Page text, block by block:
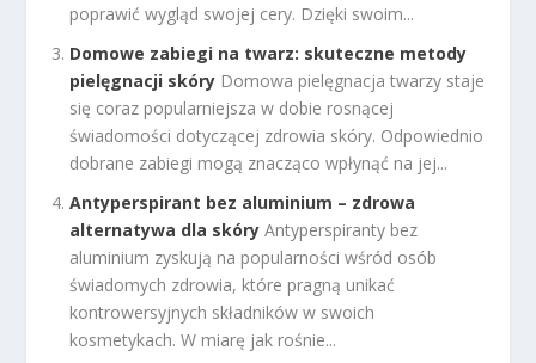
poprawić wygląd swojej cery. Dzięki swoim...
Domowe zabiegi na twarz: skuteczne metody
pielęgnacji skóry Domowa pielęgnacja twarzy staje
się coraz popularniejsza w dobie rosnącej
świadomości dotyczącej zdrowia skóry. Odpowiednio
dobrane zabiegi mogą znacząco wpłynąć na jej...
Antyperspirant bez aluminium – zdrowa
alternatywa dla skóry Antyperspiranty bez
aluminium zyskują na popularności wśród osób
świadomych zdrowia, które pragną unikać
kontrowersyjnych składników w swoich
kosmetykach. W miarę jak rośnie...